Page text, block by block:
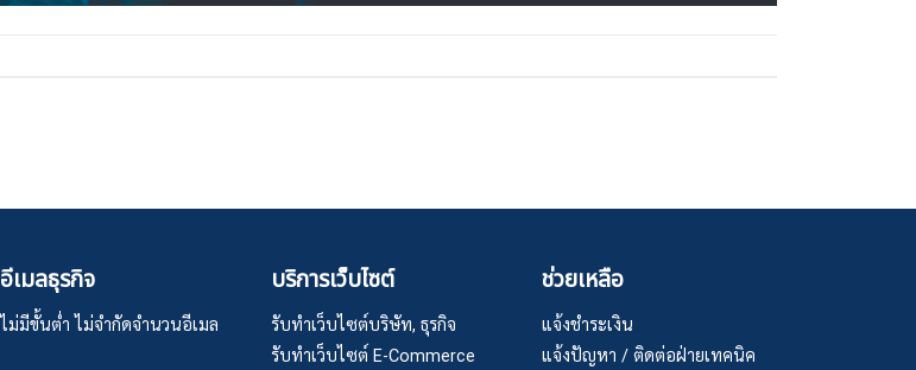
อีเมลธุรกิจ
ไม่มีขั้นต่ำ ไม่จำกัดจำนวนอีเมล
บริการเว็บไซต์
รับทำเว็บไซต์บริษัท, ธุรกิจ
รับทำเว็บไซต์ E-Commerce
ช่วยเหลือ
แจ้งชำระเงิน
แจ้งปัญหา / ติดต่อฝ่ายเทคนิค